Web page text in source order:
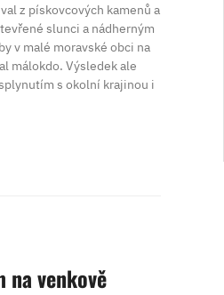
z pískovcových kamenů a
slunci a nádherným
v malé moravské obci na
málokdo. Výsledek ale
s okolní krajinou i
na venkově